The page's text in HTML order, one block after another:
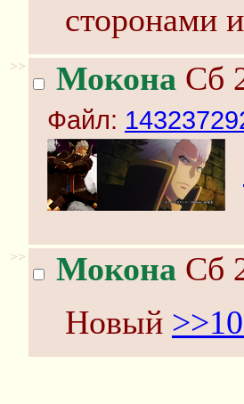
сторонами
>> Мокона Сб
Файл:
>> Мокона Сб
Новый